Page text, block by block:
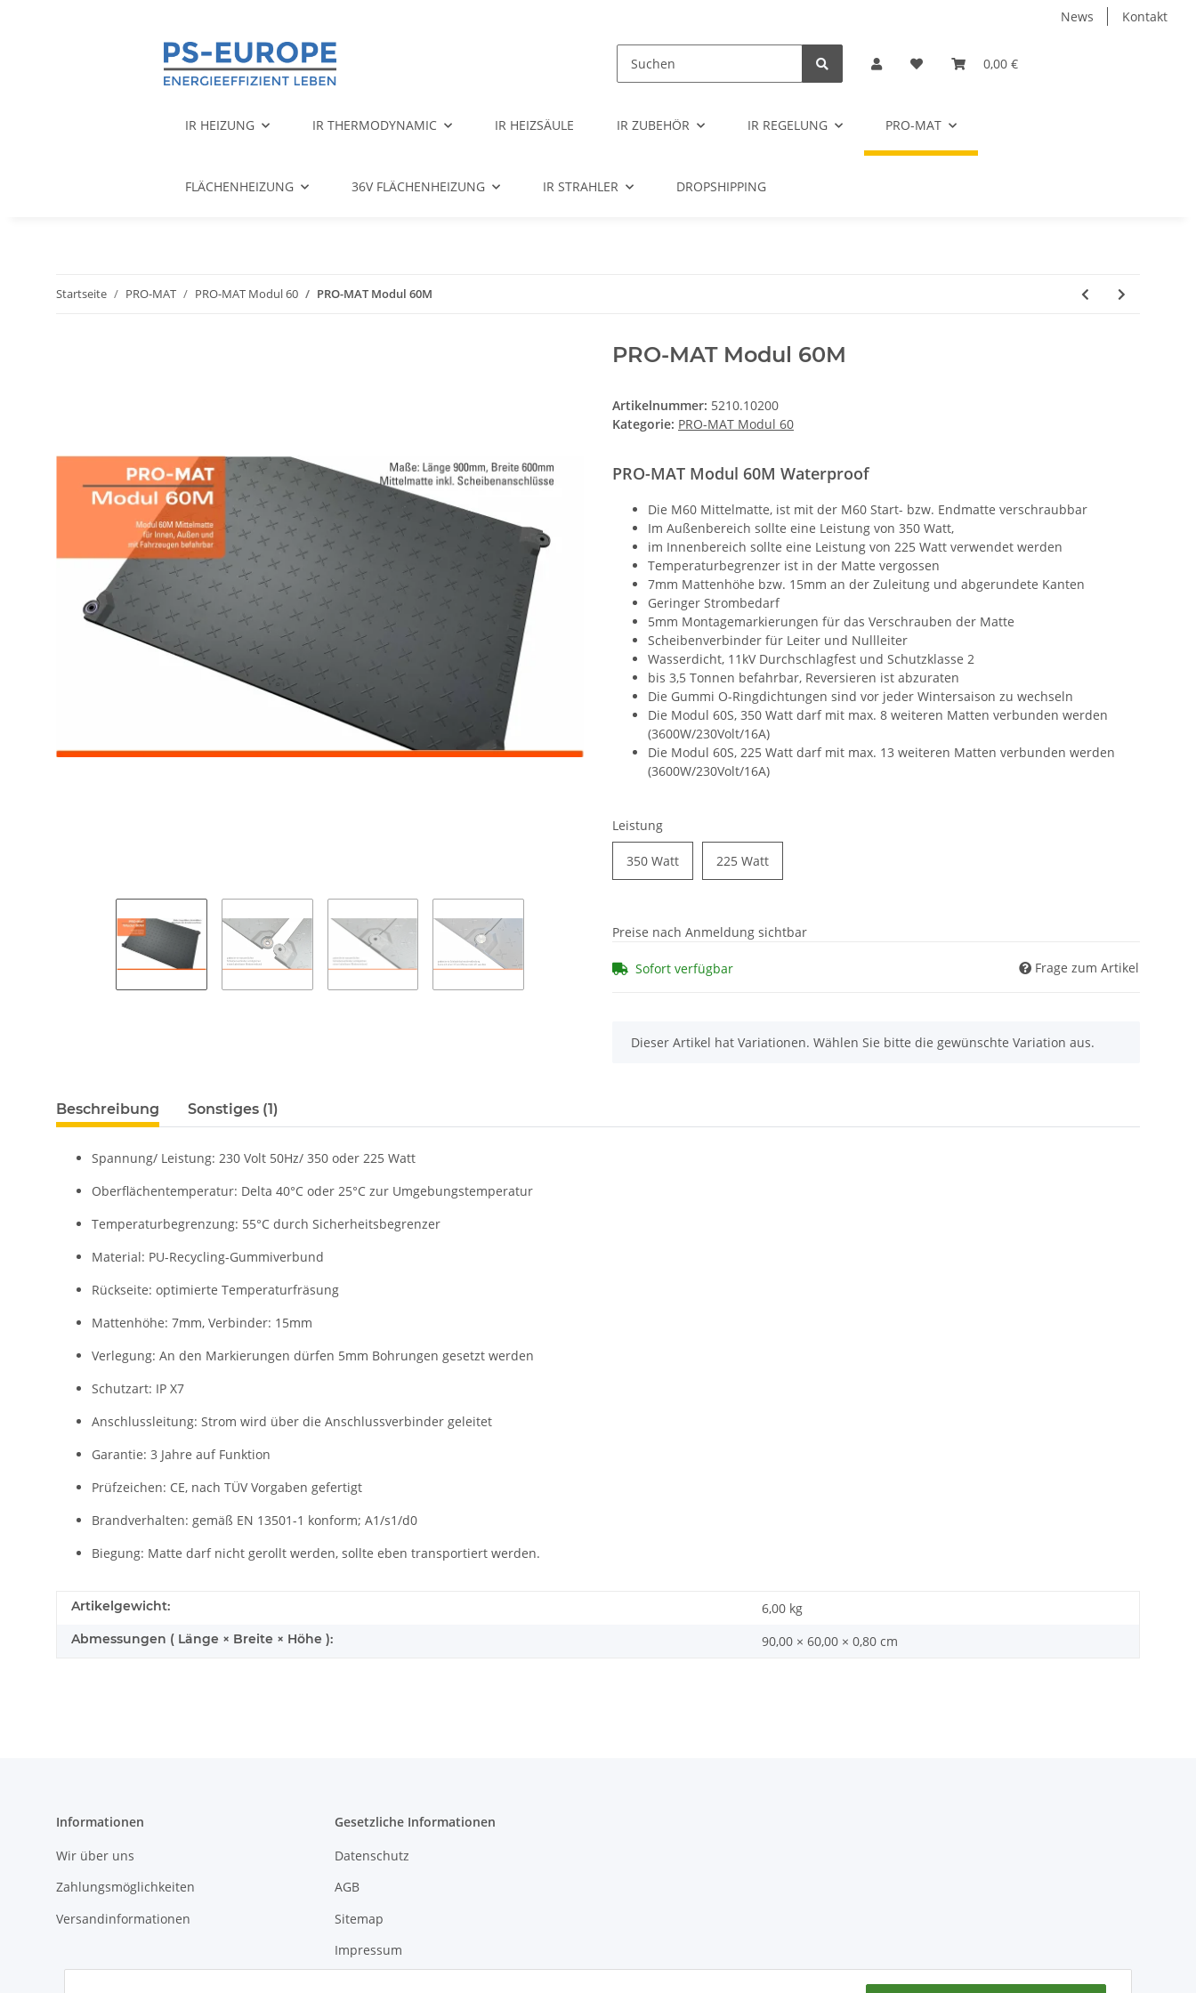
News Kontakt
0,00 €
IR HEIZUNG IR THERMODYNAMIC IR HEIZSÄULE IR ZUBEHÖR IR REGELUNG PRO-MAT
FLÄCHENHEIZUNG 36V FLÄCHENHEIZUNG IR STRAHLER DROPSHIPPING
Startseite PRO-MAT PRO-MAT Modul 60 PRO-MAT Modul 60M
PRO-MAT Modul 60M
Artikelnummer: 5210.10200
Kategorie: PRO-MAT Modul 60
PRO-MAT Modul 60M Waterproof
Die M60 Mittelmatte, ist mit der M60 Start- bzw. Endmatte verschraubbar
Im Außenbereich sollte eine Leistung von 350 Watt,
im Innenbereich sollte eine Leistung von 225 Watt verwendet werden
Temperaturbegrenzer ist in der Matte vergossen
7mm Mattenhöhe bzw. 15mm an der Zuleitung und abgerundete Kanten
Geringer Strombedarf
5mm Montagemarkierungen für das Verschrauben der Matte
Scheibenverbinder für Leiter und Nullleiter
Wasserdicht, 11kV Durchschlagfest und Schutzklasse 2
bis 3,5 Tonnen befahrbar, Reversieren ist abzuraten
Die Gummi O-Ringdichtungen sind vor jeder Wintersaison zu wechseln
Die Modul 60S, 350 Watt darf mit max. 8 weiteren Matten verbunden werden
(3600W/230Volt/16A)
Die Modul 60S, 225 Watt darf mit max. 13 weiteren Matten verbunden werden
(3600W/230Volt/16A)
Leistung
350 Watt 225 Watt
Preise nach Anmeldung sichtbar
Sofort verfügbar Frage zum Artikel
x
Dieser Artikel hat Variationen. Wählen Sie bitte die gewünschte Variation aus.
Beschreibung Sonstiges (1)
Spannung/ Leistung: 230 Volt 50Hz/ 350 oder 225 Watt
Oberflächentemperatur: Delta 40°C oder 25°C zur Umgebungstemperatur
Temperaturbegrenzung: 55°C durch Sicherheitsbegrenzer
Material: PU-Recycling-Gummiverbund
Rückseite: optimierte Temperaturfräsung
Mattenhöhe: 7mm, Verbinder: 15mm
Verlegung: An den Markierungen dürfen 5mm Bohrungen gesetzt werden
Schutzart: IP X7
Anschlussleitung: Strom wird über die Anschlussverbinder geleitet
Garantie: 3 Jahre auf Funktion
Prüfzeichen: CE, nach TÜV Vorgaben gefertigt
Brandverhalten: gemäß EN 13501-1 konform; A1/s1/d0
Biegung: Matte darf nicht gerollt werden, sollte eben transportiert werden.
Artikelgewicht: 6,00 kg
Abmessungen ( Länge × Breite × Höhe ): 90,00 × 60,00 × 0,80 cm
Informationen
Wir über uns
Zahlungsmöglichkeiten
Versandinformationen
Gesetzliche Informationen
Datenschutz
AGB
Sitemap
Impressum